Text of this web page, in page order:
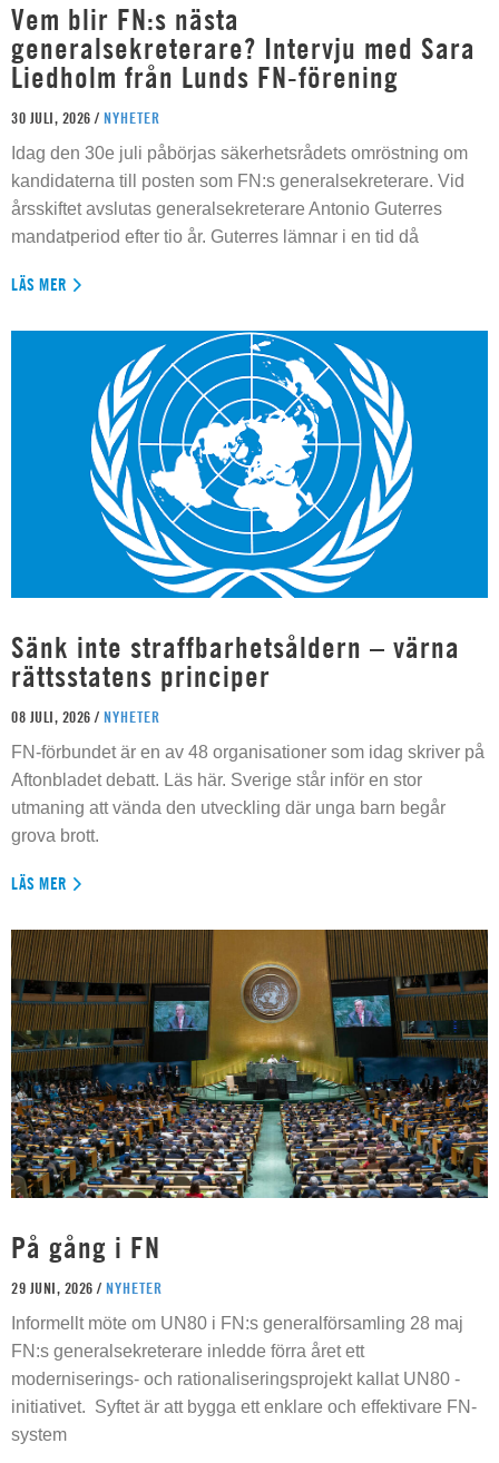
Vem blir FN:s nästa
generalsekreterare? Intervju med Sara
Liedholm från Lunds FN-förening
30 JULI, 2026 / NYHETER
Idag den 30e juli påbörjas säkerhetsrådets omröstning om
kandidaterna till posten som FN:s generalsekreterare. Vid
årsskiftet avslutas generalsekreterare Antonio Guterres
mandatperiod efter tio år. Guterres lämnar i en tid då
LÄS MER
Sänk inte straffbarhetsåldern – värna
rättsstatens principer
08 JULI, 2026 / NYHETER
FN-förbundet är en av 48 organisationer som idag skriver på
Aftonbladet debatt. Läs här. Sverige står inför en stor
utmaning att vända den utveckling där unga barn begår
grova brott.
LÄS MER
På gång i FN
29 JUNI, 2026 / NYHETER
Informellt möte om UN80 i FN:s generalförsamling 28 maj
FN:s generalsekreterare inledde förra året ett
moderniserings- och rationaliseringsprojekt kallat UN80 -
initiativet. Syftet är att bygga ett enklare och effektivare FN-
system